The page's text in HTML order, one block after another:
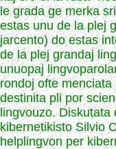
le grada ge merka
estas unu de la plej
jarcento) do estas
de la plej grandaj
unuopaj
rondoj ofte
destinita pli por
lingvouzo. Diskutata
kibernetikisto Silvio
helplingvon per